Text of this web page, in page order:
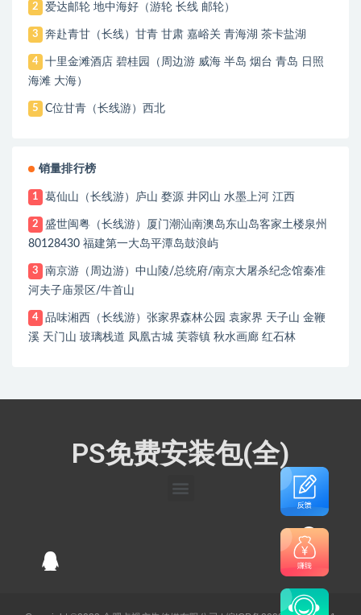
2 爱达邮轮 地中海好（游轮 长线 邮轮）
3 奔赴青甘（长线）甘青 甘肃 嘉峪关 青海湖 茶卡盐湖
4
十里金滩酒店 碧桂园（周边游 威海 半岛 烟台 青岛 日照
海滩 大海）
5 C位甘青（长线游）西北
销量排行榜
1 葛仙山（长线游）庐山 婺源 井冈山 水墨上河 江西
2
盛世闽粤（长线游）厦门潮汕南澳岛东山岛客家土楼泉州
80128430 福建第一大岛平潭岛鼓浪屿
3
南京游（周边游）中山陵/总统府/南京大屠杀纪念馆秦准
河夫子庙景区/牛首山
4
品味湘西（长线游）张家界森林公园 袁家界 天子山 金鞭
溪 天门山 玻璃栈道 凤凰古城 芙蓉镇 秋水画廊 红石林
PS免费安装包(全)